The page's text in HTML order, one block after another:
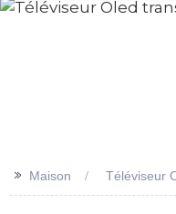
>> Maison Téléviseur